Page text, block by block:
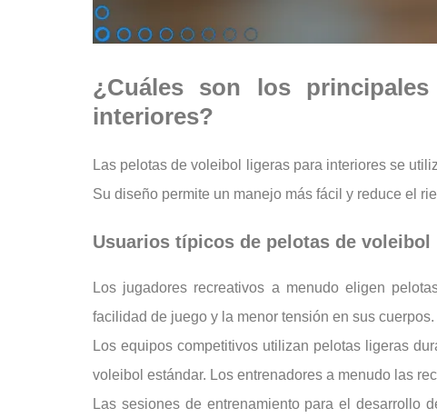
¿Cuáles son los
interiores?
Las pelotas de voleibol ligeras para interiores se
Su diseño permite un manejo más fácil y reduce el
Usuarios típicos de pelotas de voleibol
Los jugadores recreativos a menudo eligen
facilidad de juego y la menor tensión en sus cuerpos.
Los equipos competitivos utilizan pelotas ligeras
voleibol estándar. Los entrenadores a menudo las
Las sesiones de entrenamiento para el desarrollo